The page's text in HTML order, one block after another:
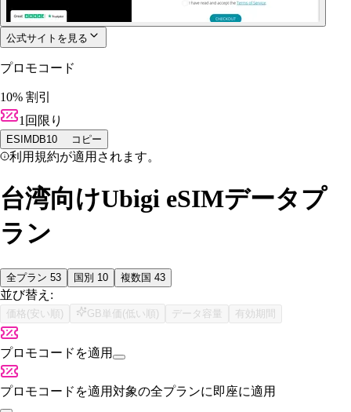
公式サイトを見る
プロモコード
10% 割引
1回限り
ESIMDB10 コピー
利用規約が適用されます。
台湾向けUbigi eSIMデータプ
ラン
全プラン 53 国別 10 複数国 43
並び替え:
価格(安い順) GB単価(低い順) データ容量 有効期間
プロモコードを適用
プロモコードを適用対象の全プランに即座に適用